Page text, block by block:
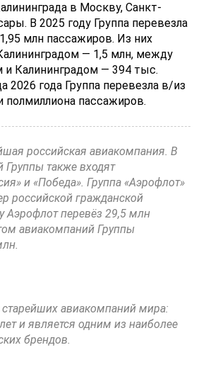
в Москву, Санкт-
В 2025 году Группа перевезла
млн пассажиров. Из них
— 1,5 млн, между
и Калининградом — 394 тыс.
2026 года Группа перевезла в/из
полмиллиона пассажиров.
российская авиакомпания. В
Группы также входят
и «Победа». Группа «Аэрофлот»
российской гражданской
Аэрофлот перевёз 29,5 млн
авиакомпаний Группы
авиакомпаний мира:
и является одним из наиболее
брендов.